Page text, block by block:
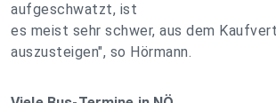
aufgeschwatzt, ist
es meist sehr schwer, aus dem
auszusteigen", so Hörmann.